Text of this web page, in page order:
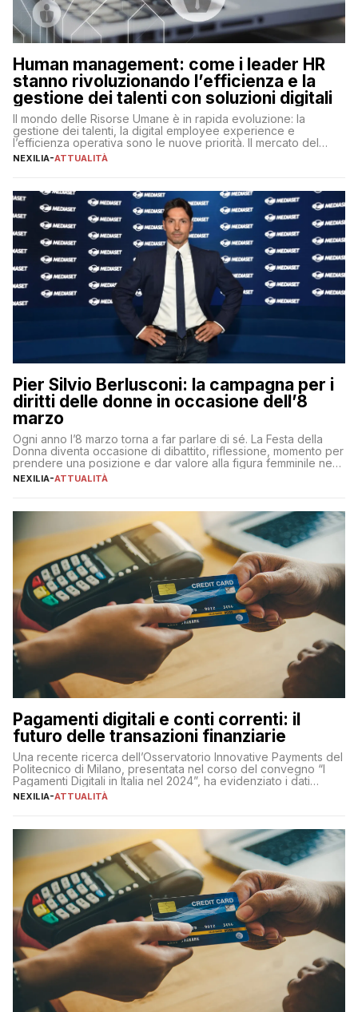
Human management: come i leader HR
stanno rivoluzionando l’efficienza e la
gestione dei talenti con soluzioni digitali
Il mondo delle Risorse Umane è in rapida evoluzione: la
gestione dei talenti, la digital employee experience e
l’efficienza operativa sono le nuove priorità. Il mercato del
lavoro, d’altra parte, è sempre più competitivo con una lotta
NEXILIA-ATTUALITÀ
Pier Silvio Berlusconi: la campagna per i
diritti delle donne in occasione dell’8
marzo
Ogni anno l’8 marzo torna a far parlare di sé. La Festa della
Donna diventa occasione di dibattito, riflessione, momento per
prendere una posizione e dar valore alla figura femminile nella
sua complessità e crucialità. A lanciare un messaggio “forte e
NEXILIA-ATTUALITÀ
Pagamenti digitali e conti correnti: il
futuro delle transazioni finanziarie
Una recente ricerca dell’Osservatorio Innovative Payments del
Politecnico di Milano, presentata nel corso del convegno “I
Pagamenti Digitali in Italia nel 2024”, ha evidenziato i dati
definitivi del primo semestre 2024 relativamente alle
NEXILIA-ATTUALITÀ